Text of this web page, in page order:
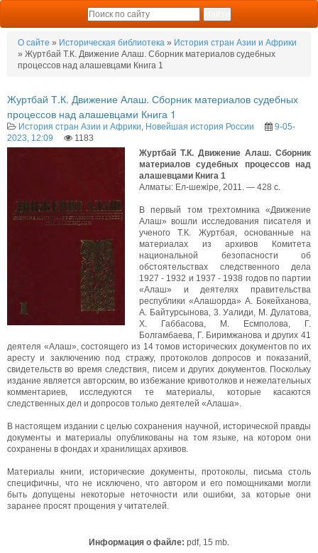
О сайте » Историческая библиотека » История стран Азии и Африки
» Журтбай Т.К. Движение Алаш. Сборник материалов судебных
процессов над алашевцами Книга 1
Журтбай Т.К. Движение Алаш. Сборник материалов судебных
процессов над алашевцами Книга 1
История стран Азии и Африки Новейшая история России
9-05-
2023, 12:09
1183
Журтбай Т.К. Движение Алаш. Сборник
материалов судебных процессов над
алашевцами Книга 1
Алматы: Ел-шежіре, 2011. — 428 с.
В первый том трехтомника «Движение
Алаш» вошли исследования писателя и
ученого Т.К. Журтбая, основанные на
материалах из архивов Комитета
национальной безопасности об
обстоятельствах следственного дела
1927 - 1932 и 1937 - 1938 годов по партии
«Алаш» и деятелях правительства
республики «Алашорда» А. Бокейханова,
А. Байтурсынова, 3. Уалиди, М. Дулатова,
X. Габбасова, М. Есмполова, Г.
Болгамбаева, Г. Биримжанова и других 41
деятеля «Алаш», состоящего из 14 томов исторических документов по их
аресту и заключению под стражу, протоколов допросов и показаний,
свидетельств во время следствия, писем и других документов. Поскольку
издание является авторским, во избежание кривотолков и нежелательных
комментариев, исследуются те материалы, которые касаются
следственных дел и допросов только деятелей «Алаша».
В настоящем издании с целью сохранения научной, исторической правды
документы и материалы опубликованы на том языке, на котором они
сохранены в фондах и хранилищах архивов.
Материалы книги, исторические документы, протоколы, письма столь
специфичны, что не исключено, что автором и его помощниками могли
быть допущены некоторые неточности или ошибки, за которые они
заранее просят прощения у читателей.
Информация о файле: pdf, 15 mb.